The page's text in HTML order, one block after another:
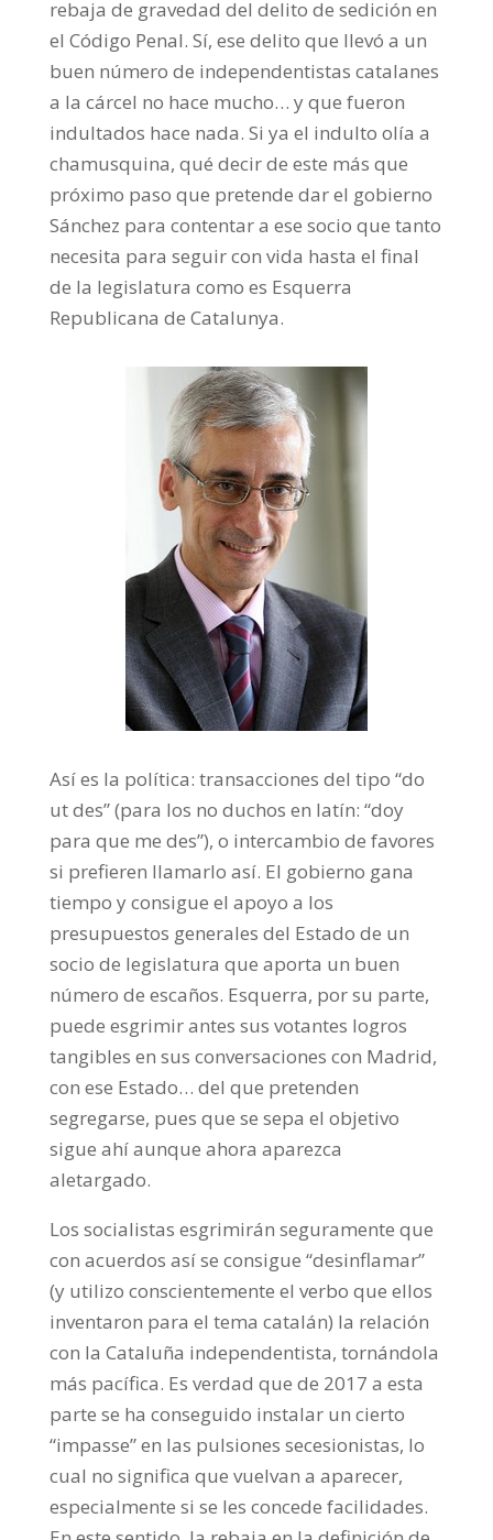
rebaja de gravedad del delito de sedición en
el Código Penal. Sí, ese delito que llevó a un
buen número de independentistas catalanes
a la cárcel no hace mucho… y que fueron
indultados hace nada. Si ya el indulto olía a
chamusquina, qué decir de este más que
próximo paso que pretende dar el gobierno
Sánchez para contentar a ese socio que tanto
necesita para seguir con vida hasta el final
de la legislatura como es Esquerra
Republicana de Catalunya.
Así es la política: transacciones del tipo “do
ut des” (para los no duchos en latín: “doy
para que me des”), o intercambio de favores
si prefieren llamarlo así. El gobierno gana
tiempo y consigue el apoyo a los
presupuestos generales del Estado de un
socio de legislatura que aporta un buen
número de escaños. Esquerra, por su parte,
puede esgrimir antes sus votantes logros
tangibles en sus conversaciones con Madrid,
con ese Estado… del que pretenden
segregarse, pues que se sepa el objetivo
sigue ahí aunque ahora aparezca
aletargado.
Los socialistas esgrimirán seguramente que
con acuerdos así se consigue “desinflamar”
(y utilizo conscientemente el verbo que ellos
inventaron para el tema catalán) la relación
con la Cataluña independentista, tornándola
más pacífica. Es verdad que de 2017 a esta
parte se ha conseguido instalar un cierto
“impasse” en las pulsiones secesionistas, lo
cual no significa que vuelvan a aparecer,
especialmente si se les concede facilidades.